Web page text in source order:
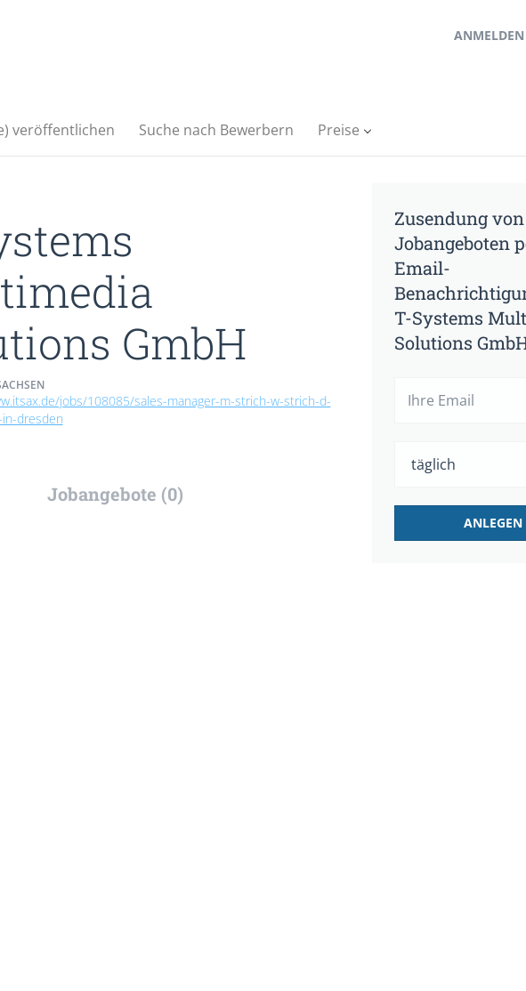
ANMELDEN
veröffentlichen Suche nach Bewerbern Preise
GmbH
jobs/108085/sales-manager-m-strich-w-strich-d-
dresden
Jobangebote (0)
Zusendung von
Jobangeboten
Email-
T-Systems
Solutions